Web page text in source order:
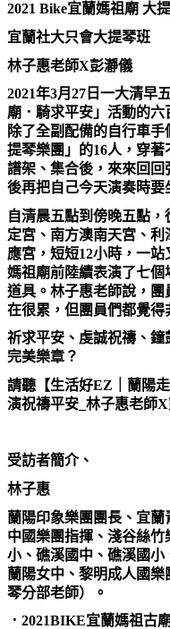
2021 Bike宜蘭媽祖廟 大
宜蘭社大只會大提琴班
林子惠老師X彭瀞儀
2021年3月 27 日一大清早
廟．騎求平安」活動的六
除了全副配備的自行車
提琴樂團」的16人，穿著
譜架、集合後，來來回
後再把自己今天演奏時要
自清晨五點到傍晚五點
定宮、南方澳南天宮、
應宮，短短12小時，一站
媽祖廟前陸續表演了七個
道具。林子惠老師說，
在很累，但團員們都覺得
祈求平安、虔誠祝禱、
完美樂章？
請聽 【生活好EZ ｜蘭陽
演祝禱平安 林子惠老師X
受訪者簡介、
林子惠
蘭陽印象樂團團長、宜
中國樂團指揮、淺谷絲
小、礁溪國中、礁溪國小
蘭陽女中、黎明成人國樂
琴分部老師）。
． 2021BIKE宜蘭媽祖古